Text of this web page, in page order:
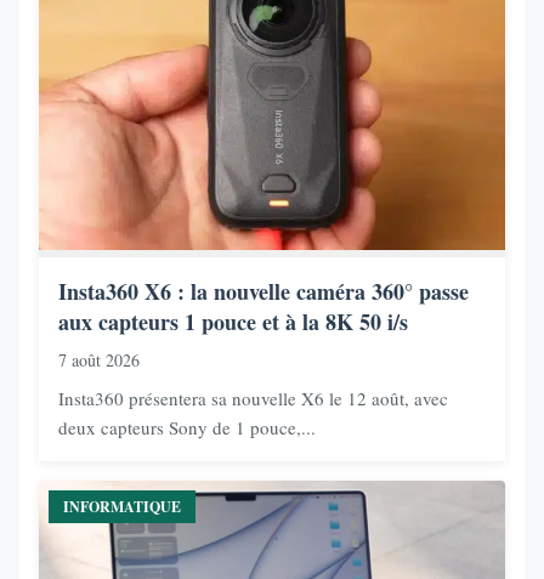
Insta360 X6 : la nouvelle caméra 360° passe
aux capteurs 1 pouce et à la 8K 50 i/s
7 août 2026
Insta360 présentera sa nouvelle X6 le 12 août, avec
deux capteurs Sony de 1 pouce,...
INFORMATIQUE